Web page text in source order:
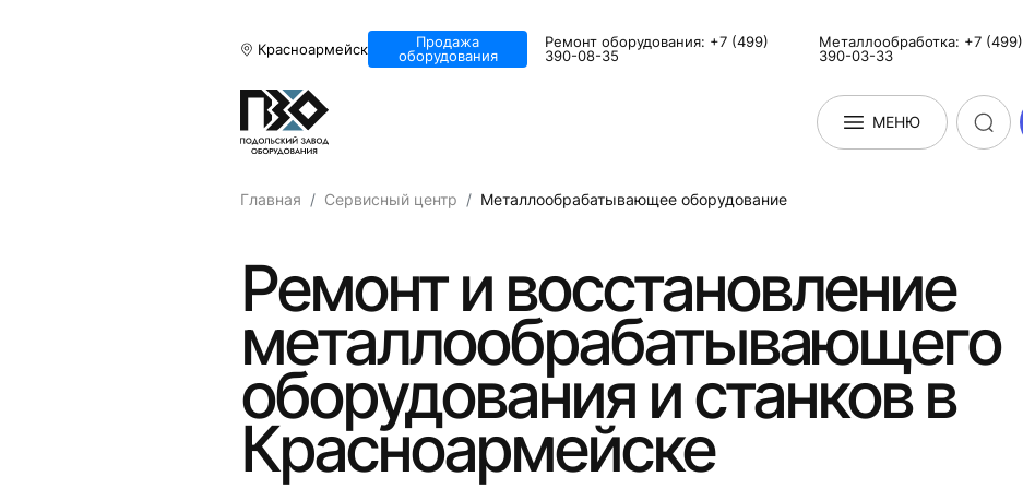
Красноармейск
Продажа
оборудования
Ремонт оборудования: +7 (499)
390-08-35
Металлообработка: +7 (499)
390-03-33
МЕНЮ
Главная Сервисный центр Металлообрабатывающее оборудование
Ремонт и восстановление
металлообрабатывающего
оборудования и станков в
Красноармейске